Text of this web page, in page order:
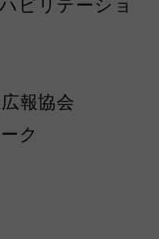
ビリテーショ
報協会
ク